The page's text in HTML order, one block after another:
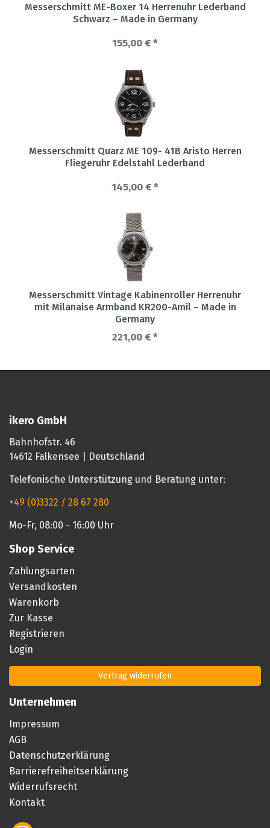
Messerschmitt ME-Boxer 14 Herrenuhr Lederband
Schwarz – Made in Germany
155,00 € *
Messerschmitt Quarz ME 109- 41B Aristo Herren
Fliegeruhr Edelstahl Lederband
145,00 € *
Messerschmitt Vintage Kabinenroller Herrenuhr
mit Milanaise Armband KR200-Amil – Made in
Germany
221,00 € *
ikero GmbH
Bahnhofstr. 46
14612 Falkensee | Deutschland
Telefonische Unterstützung und Beratung unter:
+49 (0)3322 / 28 67 280
Mo-Fr, 08:00 - 16:00 Uhr
Shop Service
Zahlungsarten
Versandkosten
Warenkorb
Zur Kasse
Registrieren
Login
Vertrag widerrufen
Unternehmen
Impressum
AGB
Datenschutzerklärung
Barrierefreiheitserklärung
Widerrufsrecht
Kontakt